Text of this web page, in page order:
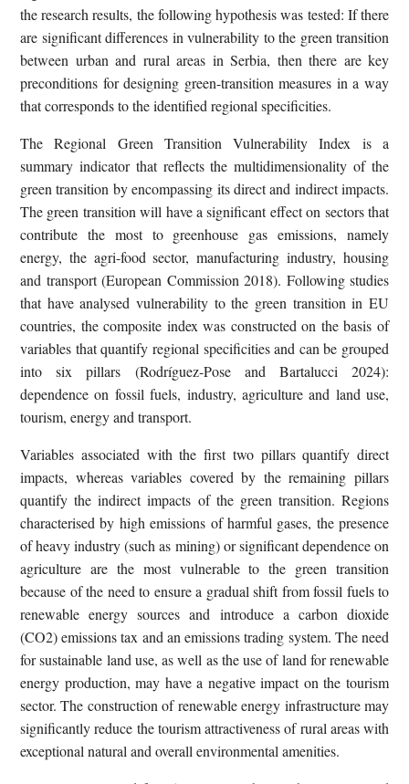
the research results, the following hypothesis was tested: If there
are significant differences in vulnerability to the green transition
between urban and rural areas in Serbia, then there are key
preconditions for designing green-transition measures in a way
that corresponds to the identified regional specificities.
The Regional Green Transition Vulnerability Index is a
summary indicator that reflects the multidimensionality of the
green transition by encompassing its direct and indirect impacts.
The green transition will have a significant effect on sectors that
contribute the most to greenhouse gas emissions, namely
energy, the agri-food sector, manufacturing industry, housing
and transport (European Commission 2018). Following studies
that have analysed vulnerability to the green transition in EU
countries, the composite index was constructed on the basis of
variables that quantify regional specificities and can be grouped
into six pillars (Rodríguez-Pose and Bartalucci 2024):
dependence on fossil fuels, industry, agriculture and land use,
tourism, energy and transport.
Variables associated with the first two pillars quantify direct
impacts, whereas variables covered by the remaining pillars
quantify the indirect impacts of the green transition. Regions
characterised by high emissions of harmful gases, the presence
of heavy industry (such as mining) or significant dependence on
agriculture are the most vulnerable to the green transition
because of the need to ensure a gradual shift from fossil fuels to
renewable energy sources and introduce a carbon dioxide
(CO2) emissions tax and an emissions trading system. The need
for sustainable land use, as well as the use of land for renewable
energy production, may have a negative impact on the tourism
sector. The construction of renewable energy infrastructure may
significantly reduce the tourism attractiveness of rural areas with
exceptional natural and overall environmental amenities.